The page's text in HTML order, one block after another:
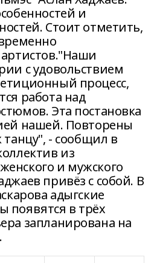
и
Стоит отметить,
с удовольствием
процесс,
работа над
Эта постановка
нашей. Повторены
- сообщил в
из
и мужского
привёз с собой. В
адыгские
появятся в трёх
запланирована на